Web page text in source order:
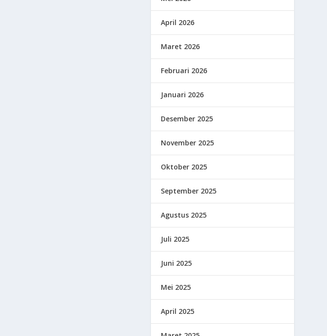
April 2026
Maret 2026
Februari 2026
Januari 2026
Desember 2025
November 2025
Oktober 2025
September 2025
Agustus 2025
Juli 2025
Juni 2025
Mei 2025
April 2025